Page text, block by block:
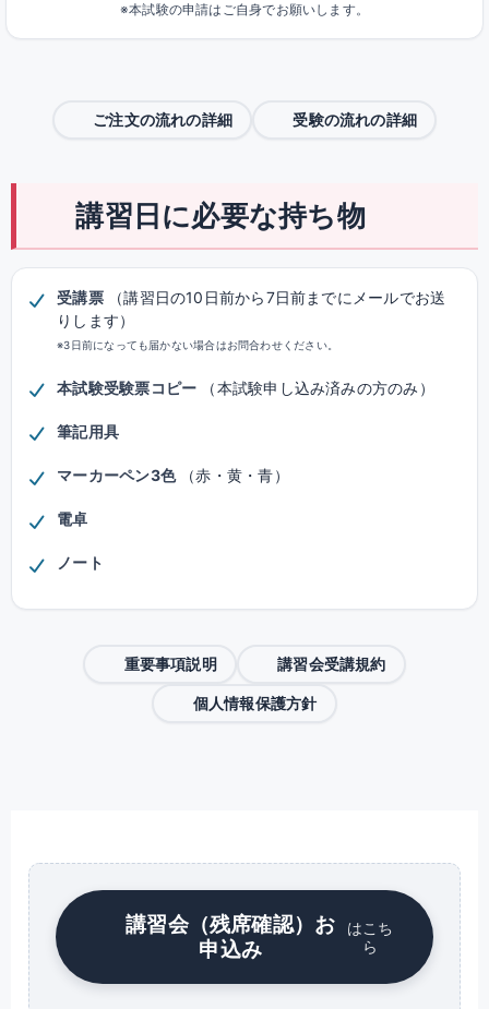
※本試験の申請はご自身でお願いします。
ご注文の流れの詳細 受験の流れの詳細
講習日に必要な持ち物
受講票
（講習日の10日前から7日前までにメールでお送
りします）
※3日前になっても届かない場合はお問合わせください。
本試験受験票コピー （本試験申し込み済みの方のみ）
筆記用具
マーカーペン3色 （赤・黄・青）
電卓
ノート
重要事項説明 講習会受講規約
個人情報保護方針
講習会（残席確認）お
申込み
はこち
ら